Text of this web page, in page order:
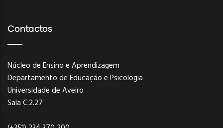
Contactos
Núcleo de Ensino e Aprendizagem
Departamento de Educação e Psicologia
Universidade de Aveiro
Sala C.2.27